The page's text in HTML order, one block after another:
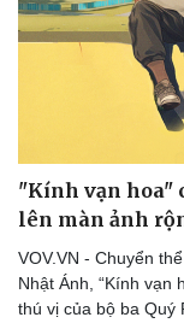
"Kính vạn hoa"
lên màn ảnh
VOV.VN - Chuyển
Nhật Ánh, “Kính vạn
thú vị của bộ ba Quý